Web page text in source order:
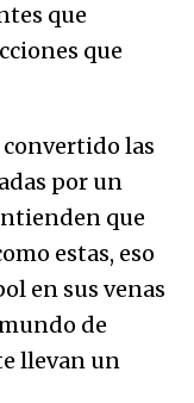
que
que
las
por un
que
estas, eso
en sus venas
de
llevan un